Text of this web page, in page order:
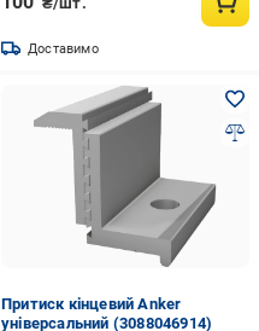
Доставимо
Притиск кінцевий Anker
універсальний (3088046914)